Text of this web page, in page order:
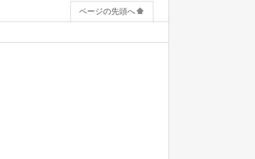
ページの先頭へ